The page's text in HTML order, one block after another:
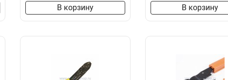
В корзину В корзину